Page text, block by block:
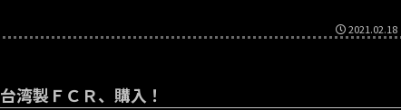
2021.02.18
台湾製ＦＣＲ、購入！